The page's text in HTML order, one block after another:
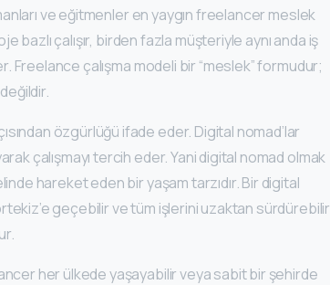
ve eğitmenler en yaygın freelancer meslek
bazlı çalışır, birden fazla müşteriyle aynı anda iş
çalışma modeli bir “meslek” formudur;
özgürlüğü ifade eder. Digital nomad’lar
çalışmayı tercih eder. Yani digital nomad olmak
hareket eden bir yaşam tarzıdır. Bir digital
geçebilir ve tüm işlerini uzaktan
her ülkede yaşayabilir veya sabit bir şehirde